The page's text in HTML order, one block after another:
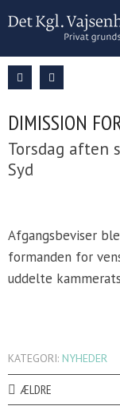
til
DIMISSION
Torsdag aften
Syd
Afgangsbeviser
formanden for
uddelte
KATEGORI: NYHEDER
ÆLDRE